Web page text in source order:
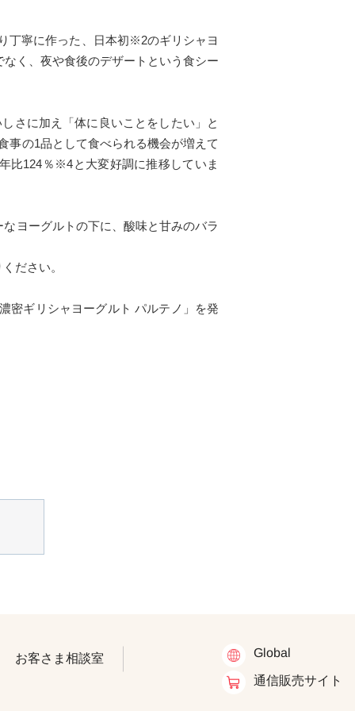
丁寧に作った、日本初※2のギリシャヨ
く、夜や食後のデザートという食シー
さに加え「体に良いことをしたい」と
事の1品として食べられる機会が増えて
比124％※4と大変好調に推移していま
ヨーグルトの下に、酸味と甘みのバラ
ださい。
密ギリシャヨーグルト パルテノ」を発
お客さま相談室 Global
通信販売サイト